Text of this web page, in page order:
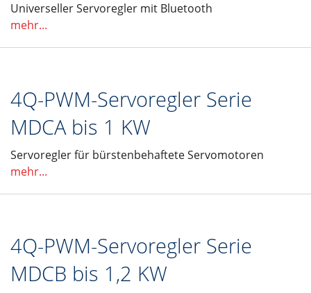
Universeller Servoregler mit Bluetooth
mehr...
4Q-PWM-Servoregler Serie
MDCA bis 1 KW
Servoregler für bürstenbehaftete Servomotoren
mehr...
4Q-PWM-Servoregler Serie
MDCB bis 1,2 KW